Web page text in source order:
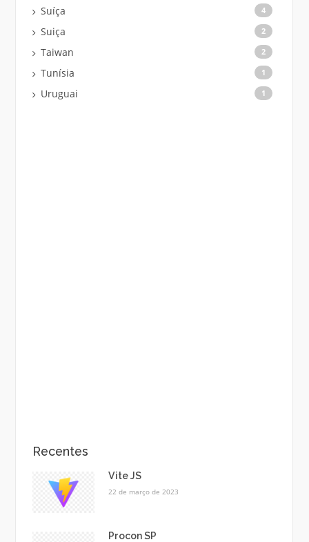
Suíça 4
Suiça 2
Taiwan 2
Tunísia 1
Uruguai 1
Recentes
Vite JS
22 de março de 2023
Procon SP